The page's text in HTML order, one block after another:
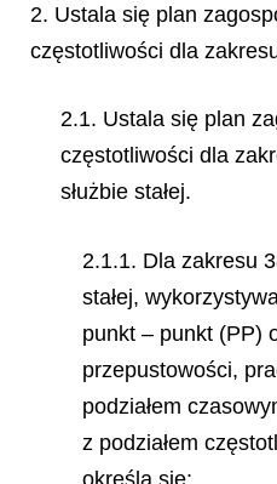
2. Ustala się plan
częstotliwości dla
2.1. Ustala się plan
częstotliwości dla
służbie stałej.
2.1.1. Dla zakresu
stałej,
punkt – punkt (PP)
przepustowości,
podziałem
z podziałem
określa się: